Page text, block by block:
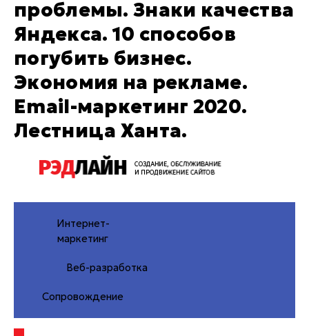
проблемы. Знаки качества
Яндекса. 10 способов
погубить бизнес.
Экономия на рекламе.
Email-маркетинг 2020.
Лестница Ханта.
Интернет-
маркетинг
Веб-разработка
Сопровождение